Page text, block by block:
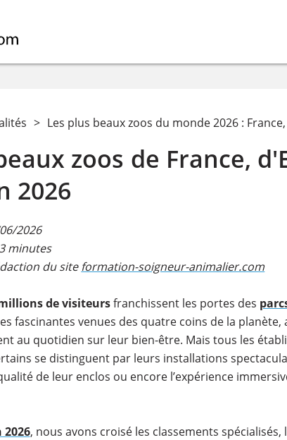
> Les plus beaux zoos du monde 2026 :
zoos de France,
2026
2026
minutes
du siteformation-soigneur-animalier.com​
de visiteursfranchissent les portes des
fascinantes venues des quatre coins de la planète,
au quotidien sur leur bien-être. Mais tous les
se distinguent par leurs installations
de leur enclos ou encore l’expérience
, nous avons croisé les classements spécialisés,